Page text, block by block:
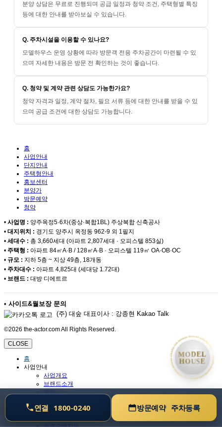
분양 상담은 무료로 진행되며 공급 일정과 청약 조건, 주택형별 특징
등에 대한 안내를 받아보실 수 있습니다.
Q. 주차시설을 이용할 수 있나요?
모델하우스 운영 상황에 따라 방문객 전용 주차공간이 마련될 수 있
으며 자세한 내용은 방문 전 확인하는 것이 좋습니다.
Q. 청약 및 계약 관련 상담도 가능한가요?
청약 자격과 일정, 계약 절차, 필요 서류 등에 대한 안내를 받을 수 있
으며 공급 조건에 대한 상담도 가능합니다.
홈
사업안내
단지안내
주택형안내
홍보센터
분양가
방문예약
청약
• 사업명 : 양주옥정5·6차(중상·복합1BL) 주상복합 신축공사
• 대지위치 : 경기도 양주시 옥정동 962-9 외 1필지
• 세대수 : 총 3,660세대 (아파트 2,807세대 · 오피스텔 853실)
• 주택형 : 아파트 84㎡A·B / 128㎡A·B · 오피스텔 119㎡ OA·OB·OC
• 규모 : 지하 5층 ~ 지상 49층, 18개동
• 주차대수 : 아파트 4,825대 (세대당 1.72대)
• 브랜드 : 대방 디에트르
• 사이드&월보장 문의
(주) 대숲 대표이사 : 강종현 Kakao Talk
©2026 the-actor.com All Rights Reserved.
CLOSE
홈
사업안내
사업개요
브랜드소개
위치
단지안내
• MODEL HOUSE GRAND OPEN • MODEL HOUSE GRAND OPEN • MODEL HOUSE GRAND OPEN •
MODEL
HOUSE
연결 1800-0240 방문예약 주차등록
을 완료했습니다